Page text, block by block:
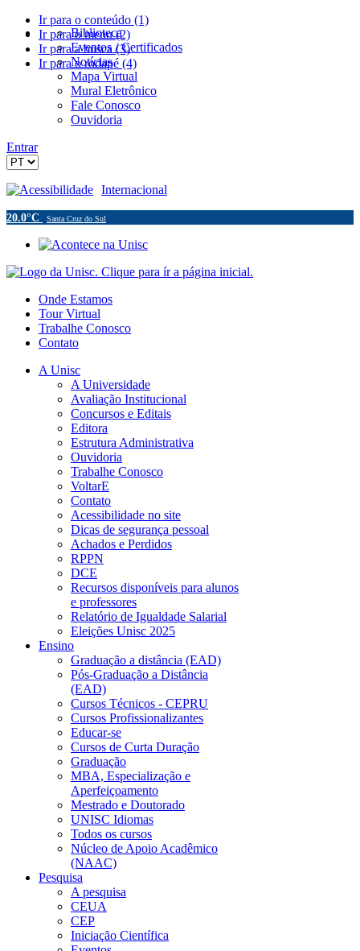
Ir para o conteúdo (1)
Ir para o menu (2)
Ir para a busca (3)
Ir para o rodapé (4)
Biblioteca
Eventos / Certificados
Notícias
Mapa Virtual
Mural Eletrônico
Fale Conosco
Ouvidoria
Entrar
Acessibilidade Internacional
20.0°C Santa Cruz do Sul
Onde Estamos
Tour Virtual
Trabalhe Conosco
Contato
A Unisc
A Universidade
Avaliação Institucional
Concursos e Editais
Editora
Estrutura Administrativa
Ouvidoria
Trabalhe Conosco
VoltarE
Contato
Acessibilidade no site
Dicas de segurança pessoal
Achados e Perdidos
RPPN
DCE
Recursos disponíveis para alunos
e professores
Relatório de Igualdade Salarial
Eleições Unisc 2025
Ensino
Graduação a distância (EAD)
Pós-Graduação a Distância
(EAD)
Cursos Técnicos - CEPRU
Cursos Profissionalizantes
Educar-se
Cursos de Curta Duração
Graduação
MBA, Especialização e
Aperfeiçoamento
Mestrado e Doutorado
UNISC Idiomas
Todos os cursos
Núcleo de Apoio Acadêmico
(NAAC)
Pesquisa
A pesquisa
CEUA
CEP
Iniciação Científica